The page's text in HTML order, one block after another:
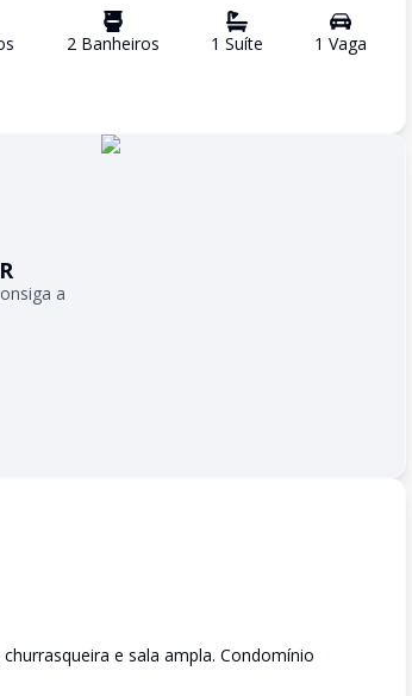
s 2Banheiros 1 Suíte 1 Vaga
a
e sala ampla. Condomínio